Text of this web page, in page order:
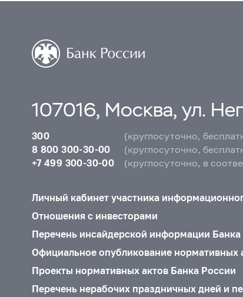
107016, Москва, ул.
300
(круглосуточно,
8 800 300-30-00
(круглосуточно,
+7 499 300-30-00
(круглосуточно, в
Личный кабинет участника
Отношения с инвесторами
Перечень инсайдерской информации Банка
Официальное опубликование нормативных
Проекты нормативных актов Банка России
Перечень нерабочих праздничных дней и